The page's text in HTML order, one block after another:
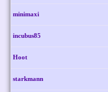
minimaxi
incubus85
Hoot
starkmann